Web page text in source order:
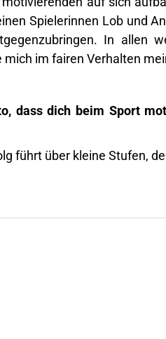
Spielerinnen Lob und
In allen
mich im fairen Verhalten
dass dich beim Sport
führt über kleine Stufen,